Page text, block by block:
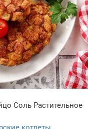
Соль Растительное